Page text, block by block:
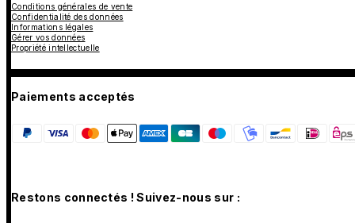
Conditions générales de vente
Confidentialité des données
Informations légales
Gérer vos données
Propriété intellectuelle
Paiements acceptés
Restons connectés ! Suivez-nous sur :